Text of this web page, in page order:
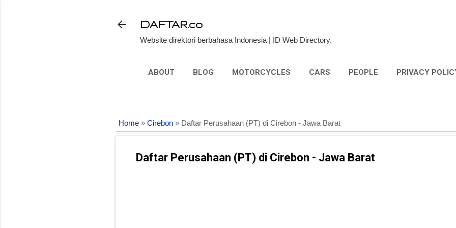
DAFTAR.co
Website direktori berbahasa Indonesia | ID Web Directory.
ABOUT BLOG MOTORCYCLES CARS PEOPLE PRIVACY
Home » Cirebon » Daftar Perusahaan (PT) di Cirebon - Jawa Barat
Daftar Perusahaan (PT) di Cirebon - Jawa Barat